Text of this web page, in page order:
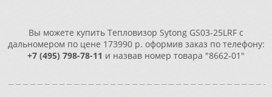
Вы можете купить Тепловизор Sytong GS03-25LRF с
дальномером по цене 173990 р. оформив заказ по телефону:
+7 (495) 798-78-11 и назвав номер товара "8662-01"